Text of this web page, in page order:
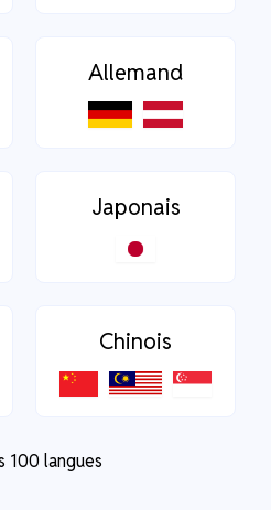
Allemand
Japonais
Chinois
100 langues